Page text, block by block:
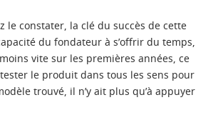
le constater, la clé du succès de cette
du fondateur à s’offrir du temps,
vite sur les premières années, ce
le produit dans tous les sens pour
trouvé, il n’y ait plus qu’à appuyer